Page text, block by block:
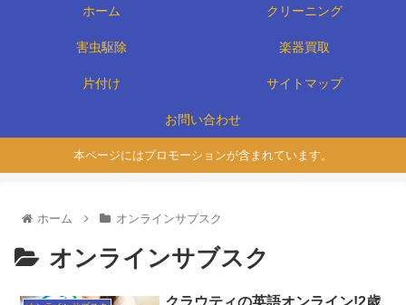
ホーム クリーニング
害虫駆除 楽器買取
片付け サイトマップ
お問い合わせ
本ページにはプロモーションが含まれています。
ホーム オンラインサブスク
オンラインサブスク
クラウティの英語オンライン!2歳